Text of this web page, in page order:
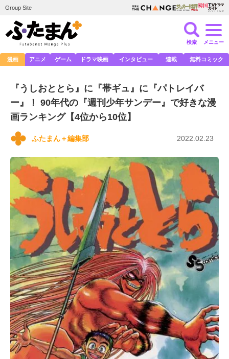
Group Site
検索 メニュー
漫画 アニメ ゲーム ドラマ映画 インタビュー 連載 無料コミック
『うしおととら』に『帯ギュ』に『パトレイバ
ー』！ 90年代の『週刊少年サンデー』で好きな漫
画ランキング【4位から10位】
ふたまん＋編集部 2022.02.23